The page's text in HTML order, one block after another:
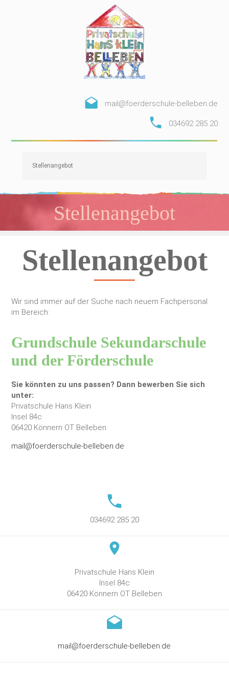
mail@foerderschule-belleben.de
034692 285 20
Stellenangebot
Stellenangebot
Wir sind immer auf der Suche nach neuem Fachpersonal
im Bereich:
Grundschule Sekundarschule
und der Förderschule
Sie könnten zu uns passen? Dann bewerben Sie sich
unter:
Privatschule Hans Klein
Insel 84c
06420 Könnern OT Belleben
mail@foerderschule-belleben.de
034692 285 20
Privatschule Hans Klein
Insel 84c
06420 Könnern OT Belleben
mail@foerderschule-belleben.de